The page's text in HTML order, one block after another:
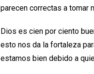
parecen correctas a tomar
Dios es cien por ciento
esto nos da la fortaleza
estamos bien debido a